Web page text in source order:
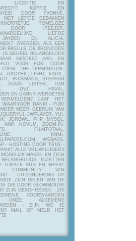
LICENTIE EN
KOFFIE EN
DOOR YVONNE,
MET LIEFDE GEBAKKEN
TOMELOZE
DOOR ITEEJER,
LIEFDE
EN ALICIA,
OVERZIEN ALS EEN
BREULS. DE BRONCODE
IS GEHEEL BELANGELOOS
GESTELD AAN, EN
VOOR FOK! DOOR
ZOEM, THE_TERMINATOR,
JUICYHIL, LIGHT, FAUX.,
RICKMANS, STEPHAN
AIDAN LISTER, TOM
DVZ, HMAIL,
EN DANNY (VERGETEN
LAAT HET
WAARVOOR DANK! - FOK!
MEER GEBRUIK VAN
JWPLAYER, YUI,
JGROWL, PHP, MYSQL,
ANP, NOVUM, ZOOM.IN,
FILMTOTAAL,
KNMI,
WEBADS,
- HOSTING DOOR TRUE -
ALLE VRIJWILLIGERS
MAKEN EN ZICH
INZETTEN
TOFSTE SITE EN MEEST
COMMUNITY VAN
- UITZONDERING OP
ZIJN DELEN VAN DE
DIE DOOR GLOWMOUSE
ZIJN GESCHREVEN. - ZIE
VOORWAARDEN
ONZE ALGEMENE
- ZIJN WE JE
MAIL OF MELD HET